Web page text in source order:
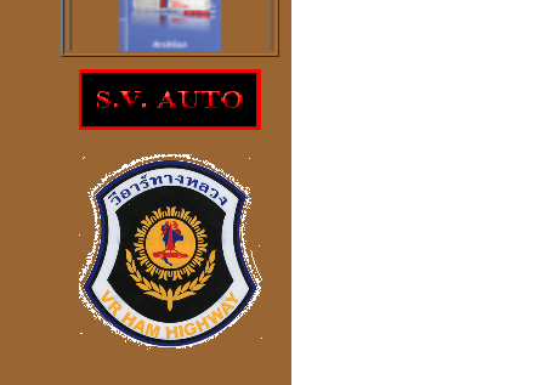
โปรแกรม
ตรวจสอบโชคลาภความ
โปรแกรมดูดวงจีน2ภาษา
windows mobile